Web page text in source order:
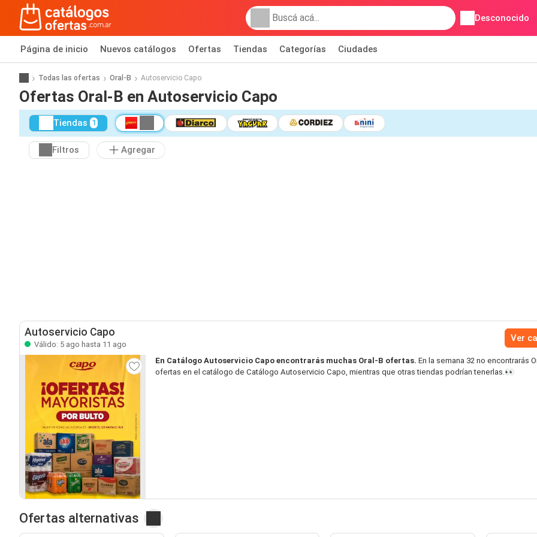
Desconocido
Página de inicio Nuevos catálogos Ofertas Tiendas Categorías Ciudades
Todas las ofertas Oral-B Autoservicio Capo
Ofertas Oral-B en Autoservicio Capo
Tiendas 1
Filtros Agregar
Autoservicio Capo
Válido: 5 ago hasta 11 ago
Ver
En Catálogo Autoservicio Capo encontrarás muchas Oral-B ofertas. En la semana 32 no encontrarás
ofertas en el catálogo de Catálogo Autoservicio Capo, mientras que otras tiendas podrían tenerlas.👀
Ofertas alternativas